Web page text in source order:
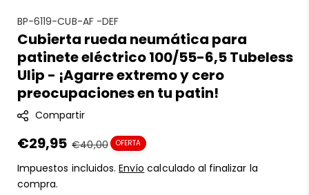
S
K
U
:
BP-6119-CUB-AF -DEF
Cubierta rueda neumática para
patinete eléctrico 100/55-6,5 Tubeless
Ulip - ¡Agarre extremo y cero
preocupaciones en tu patin!
Compartir
Precio
en
oferta
€29,95 Precio
regular
€40,00 OFERTA
Impuestos incluidos.Envío calculado al finalizar la
compra.